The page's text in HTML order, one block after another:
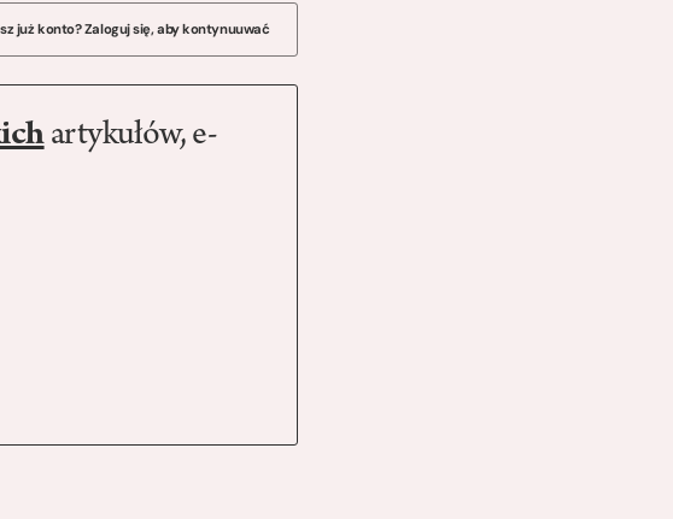
już konto? Zaloguj się, aby kontynuuwać
artykułów, e-